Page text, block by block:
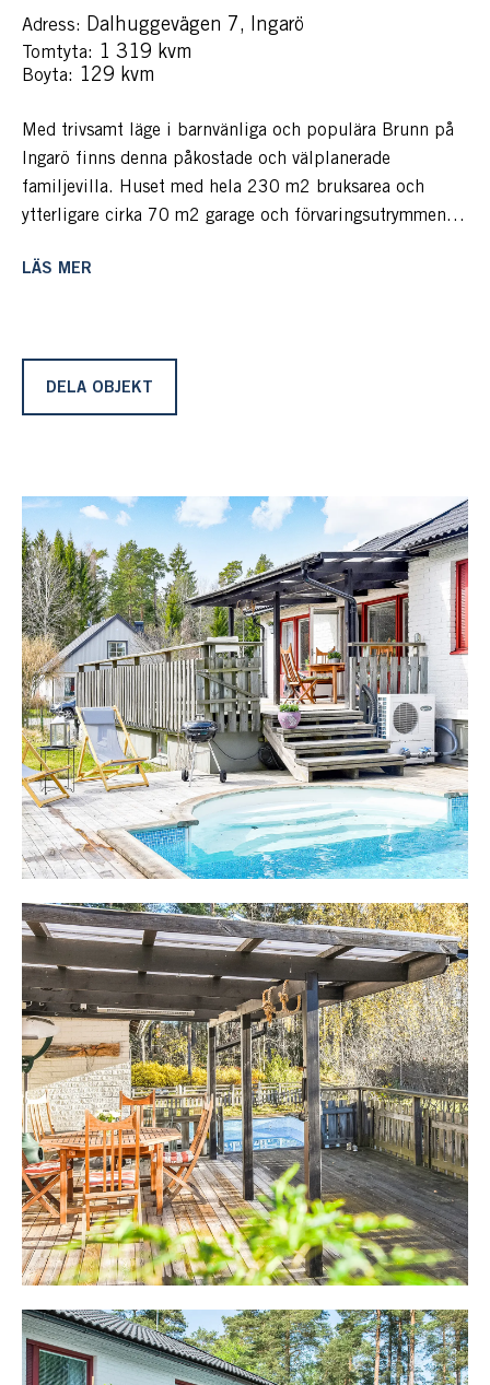
Adress: Dalhuggevägen 7, Ingarö
Tomtyta: 1 319 kvm
Boyta: 129 kvm
Med trivsamt läge i barnvänliga och populära Brunn på
Ingarö finns denna påkostade och välplanerade
familjevilla. Huset med hela 230 m2 bruksarea och
ytterligare cirka 70 m2 garage och förvaringsutrymmen
av altaner och pool i sydväst och en grönskande, anlagd
buss och idrottsplats.
Huset har genom åren genomgått en omfattande
minuter och med bil är man snabbt ute på motorvägen
för en transport på cirka 25 minuter.
Parkering sker på en anlagd uppfart med plats för flera
bilar eller i garaget. Garaget är utrustat med elport och
leder direkt in i huset. En väl anlagd gång tar dig till det
gedigna bostadshuset Entrétrappan möter och dörren
öppnas praktiskt med kodlås från Yale. Skalskydd och
larm står för den personliga tryggheten.
Trevlig hall med klinkers möter med rymd och öppenhet,
här finns gott om plats när du vill hänga av dig dina
ytterkläder. Vattenburen golvvärme på stenlagda ytor ger
ett skönt inneklimat samt behaglig temperatur i huset.
totalrenoverades 2003, har infällda spotlights och all
maskinell utrustning man önskar. Vid köksön sitter man
på barstolar intill finns matbord med plats för 6 - 10
personer.
Från matplatsen når man sällskapsrummet som har gott
om plats för soffgrupper. Stora fönster mot sydväst
bjuder på ljusinsläpp och utgång finns till en stor altan.
Här står dörren på vid gavel, sommartid, för att njuta av
altan och pool. I rummet finns även en murad öppen
spis för värme och atmosfär. Vidare på planet finns tre
sovrum varav två med plats för dubbelsäng. Master
bedroom har gott om garderober och plats för förvaring.
På samma plan finns även ett helkaklat badrum med
Från hallen leder en stilren trappa till nedre plan som
kan disponeras till stora delar som bostadsyta. Ett
LÄS MER
DELA OBJEKT